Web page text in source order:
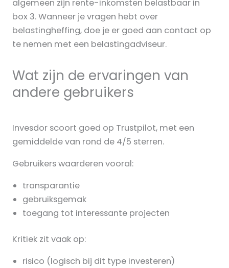
algemeen zijn rente-inkomsten belastbaar in
box 3. Wanneer je vragen hebt over
belastingheffing, doe je er goed aan contact op
te nemen met een belastingadviseur.
Wat zijn de ervaringen van
andere gebruikers
Invesdor scoort goed op Trustpilot, met een
gemiddelde van rond de 4/5 sterren.
Gebruikers waarderen vooral:
transparantie
gebruiksgemak
toegang tot interessante projecten
Kritiek zit vaak op:
risico (logisch bij dit type investeren)